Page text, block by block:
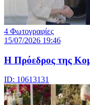
4 Φωτογραφίες
15/07/2026 19:46
Η Πρόεδρος της
ID: 10613131